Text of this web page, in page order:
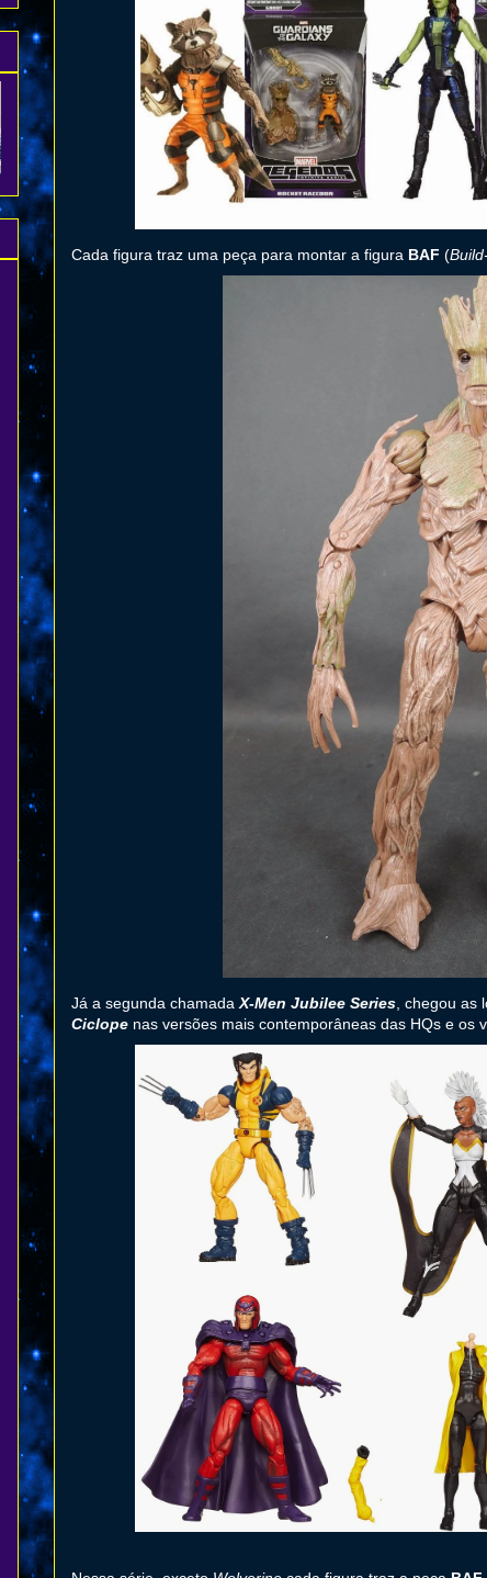
Cada figura traz uma peça para montar a figura BAF (
Já a segunda chamada X-Men Jubilee Series , chegou as
Ciclope nas versões mais contemporâneas das HQs e os